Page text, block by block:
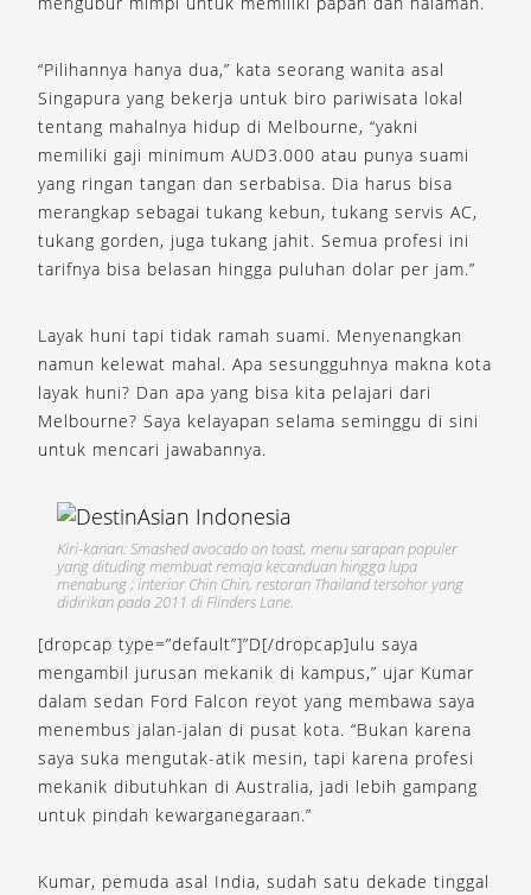
“Pilihannya hanya dua,” kata seorang wanita asal
Singapura yang bekerja untuk biro pariwisata lokal
tentang mahalnya hidup di Melbourne, “yakni
memiliki gaji minimum AUD3.000 atau punya suami
yang ringan tangan dan serbabisa. Dia harus bisa
merangkap sebagai tukang kebun, tukang servis AC,
tukang gorden, juga tukang jahit. Semua profesi ini
tarifnya bisa belasan hingga puluhan dolar per jam.”
Layak huni tapi tidak ramah suami. Menyenangkan
namun kelewat mahal. Apa sesungguhnya makna kota
layak huni? Dan apa yang bisa kita pelajari dari
Melbourne? Saya kelayapan selama seminggu di sini
untuk mencari jawabannya.
Kiri-kanan: Smashed avocado on toast, menu sarapan populer
yang dituding membuat remaja kecanduan hingga lupa
menabung ; interior Chin Chin, restoran Thailand tersohor yang
didirikan pada 2011 di Flinders Lane.
[dropcap type=”default”]”D[/dropcap]ulu saya
mengambil jurusan mekanik di kampus,” ujar Kumar
dalam sedan Ford Falcon reyot yang membawa saya
menembus jalan-jalan di pusat kota. “Bukan karena
saya suka mengutak-atik mesin, tapi karena profesi
mekanik dibutuhkan di Australia, jadi lebih gampang
untuk pindah kewarganegaraan.”
Kumar, pemuda asal India, sudah satu dekade tinggal